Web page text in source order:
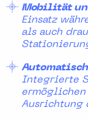
Mobilität
Einsatz
als auch
Integrierte
Ausrichtung